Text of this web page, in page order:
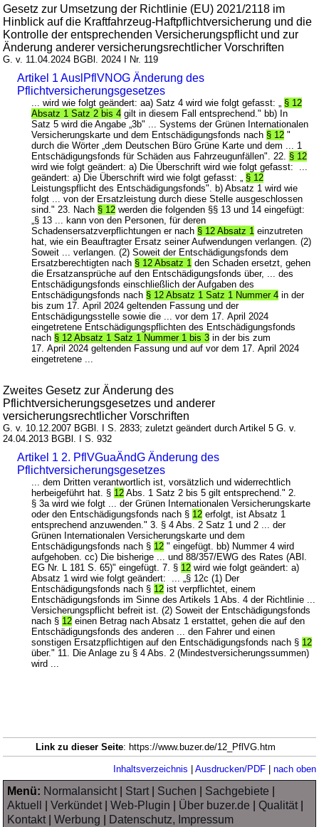
Gesetz zur Umsetzung der Richtlinie (EU) 2021/2118 im
Hinblick auf die Kraftfahrzeug-Haftpflichtversicherung und die
Kontrolle der entsprechenden Versicherungspflicht und zur
Änderung anderer versicherungsrechtlicher Vorschriften
G. v. 11.04.2024 BGBl. 2024 I Nr. 119
Artikel 1 AuslPflVNOG Änderung des
Pflichtversicherungsgesetzes
... wird wie folgt geändert: aa) Satz 4 wird wie folgt gefasst: „ § 12
Absatz 1 Satz 2 bis 4 gilt in diesem Fall entsprechend." bb) In
Satz 5 wird die Angabe „3b" ... Systems der Grünen Internationalen
Versicherungskarte und dem Entschädigungsfonds nach § 12 "
durch die Wörter „dem Deutschen Büro Grüne Karte und dem ... 1
Entschädigungsfonds für Schäden aus Fahrzeugunfällen". 22. § 12
wird wie folgt geändert: a) Die Überschrift wird wie folgt gefasst: ...
geändert: a) Die Überschrift wird wie folgt gefasst: „ § 12
Leistungspflicht des Entschädigungsfonds". b) Absatz 1 wird wie
folgt ... von der Ersatzleistung durch diese Stelle ausgeschlossen
sind." 23. Nach § 12 werden die folgenden §§ 13 und 14 eingefügt:
„§ 13 ... kann von den Personen, für deren
Schadensersatzverpflichtungen er nach § 12 Absatz 1 einzutreten
hat, wie ein Beauftragter Ersatz seiner Aufwendungen verlangen. (2)
Soweit ... verlangen. (2) Soweit der Entschädigungsfonds dem
Ersatzberechtigten nach § 12 Absatz 1 den Schaden ersetzt, gehen
die Ersatzansprüche auf den Entschädigungsfonds über, ... des
Entschädigungsfonds einschließlich der Aufgaben des
Entschädigungsfonds nach § 12 Absatz 1 Satz 1 Nummer 4 in der
bis zum 17. April 2024 geltenden Fassung und der
Entschädigungsstelle sowie die ... vor dem 17. April 2024
eingetretene Entschädigungspflichten des Entschädigungsfonds
nach § 12 Absatz 1 Satz 1 Nummer 1 bis 3 in der bis zum
17. April 2024 geltenden Fassung und auf vor dem 17. April 2024
eingetretene ...
Zweites Gesetz zur Änderung des
Pflichtversicherungsgesetzes und anderer
versicherungsrechtlicher Vorschriften
G. v. 10.12.2007 BGBl. I S. 2833; zuletzt geändert durch Artikel 5 G. v.
24.04.2013 BGBl. I S. 932
Artikel 1 2. PflVGuaÄndG Änderung des
Pflichtversicherungsgesetzes
... dem Dritten verantwortlich ist, vorsätzlich und widerrechtlich
herbeigeführt hat. § 12 Abs. 1 Satz 2 bis 5 gilt entsprechend." 2.
§ 3a wird wie folgt ... der Grünen Internationalen Versicherungskarte
oder den Entschädigungsfonds nach § 12 erfolgt, ist Absatz 1
entsprechend anzuwenden." 3. § 4 Abs. 2 Satz 1 und 2 ... der
Grünen Internationalen Versicherungskarte und dem
Entschädigungsfonds nach § 12 " eingefügt. bb) Nummer 4 wird
aufgehoben. cc) Die bisherige ... und 88/357/EWG des Rates (ABl.
EG Nr. L 181 S. 65)" eingefügt. 7. § 12 wird wie folgt geändert: a)
Absatz 1 wird wie folgt geändert: ... „§ 12c (1) Der
Entschädigungsfonds nach § 12 ist verpflichtet, einem
Entschädigungsfonds im Sinne des Artikels 1 Abs. 4 der Richtlinie ...
Versicherungspflicht befreit ist. (2) Soweit der Entschädigungsfonds
nach § 12 einen Betrag nach Absatz 1 erstattet, gehen die auf den
Entschädigungsfonds des anderen ... den Fahrer und einen
sonstigen Ersatzpflichtigen auf den Entschädigungsfonds nach § 12
über." 11. Die Anlage zu § 4 Abs. 2 (Mindestversicherungssummen)
wird ...
Link zu dieser Seite: https://www.buzer.de/12_PflVG.htm
Inhaltsverzeichnis Ausdrucken/PDF| nach oben
Menü: Normalansicht| Start| Suchen Sachgebiete
Aktuell
|Verkündet|Web-Plugin Über buzer.de |Qualität|
Kontakt|Werbung Datenschutz, Impressum